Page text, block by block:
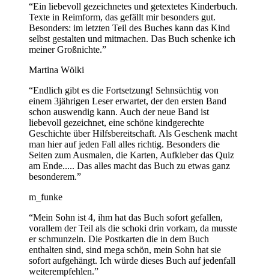
“Ein liebevoll gezeichnetes und getextetes Kinderbuch.
Texte in Reimform, das gefällt mir besonders gut.
Besonders: im letzten Teil des Buches kann das Kind
selbst gestalten und mitmachen. Das Buch schenke ich
meiner Großnichte.”
Martina Wölki
“Endlich gibt es die Fortsetzung! Sehnsüchtig von
einem 3jährigen Leser erwartet, der den ersten Band
schon auswendig kann. Auch der neue Band ist
liebevoll gezeichnet, eine schöne kindgerechte
Geschichte über Hilfsbereitschaft. Als Geschenk macht
man hier auf jeden Fall alles richtig. Besonders die
Seiten zum Ausmalen, die Karten, Aufkleber das Quiz
am Ende..... Das alles macht das Buch zu etwas ganz
besonderem.”
m_funke
“Mein Sohn ist 4, ihm hat das Buch sofort gefallen,
vorallem der Teil als die schoki drin vorkam, da musste
er schmunzeln. Die Postkarten die in dem Buch
enthalten sind, sind mega schön, mein Sohn hat sie
sofort aufgehängt. Ich würde dieses Buch auf jedenfall
weiterempfehlen.”